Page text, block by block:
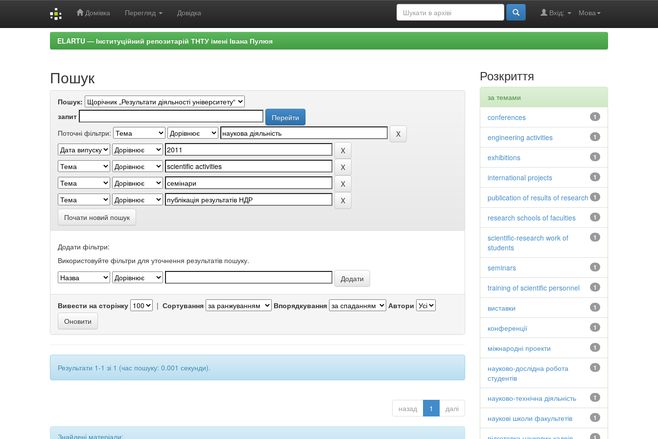
Домівка Перегляд Довідка Мова
Вхід:
ELARTU — Інституційний репозитарій ТНТУ імені Івана Пулюя
Пошук
Пошук:
запит
Поточні фільтри:
Почати новий пошук
Додати фільтри:
Використовуйте фільтри для уточнення результатів пошуку.
Вивести на сторінку | Сортування Впорядкування Автори
Результати 1-1 зі 1 (час пошуку: 0.001 секунди).
назад 1 далі
Знайдені матеріали:
Розкриття
за темами
1
conferences
1
engineering activities
1
exhibitions
1
international projects
1
publication of results of research
1
research schools of faculties
1
scientific-research work of
students
1
seminars
1
training of scientific personnel
1
виставки
1
конференції
1
міжнародні проекти
1
науково-дослідна робота
студентів
1
науково-технічна діяльність
1
наукові школи факультетів